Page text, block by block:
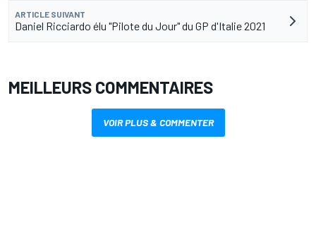
ARTICLE SUIVANT
Daniel Ricciardo élu "Pilote du Jour" du GP d'Italie 2021
MEILLEURS COMMENTAIRES
VOIR PLUS & COMMENTER